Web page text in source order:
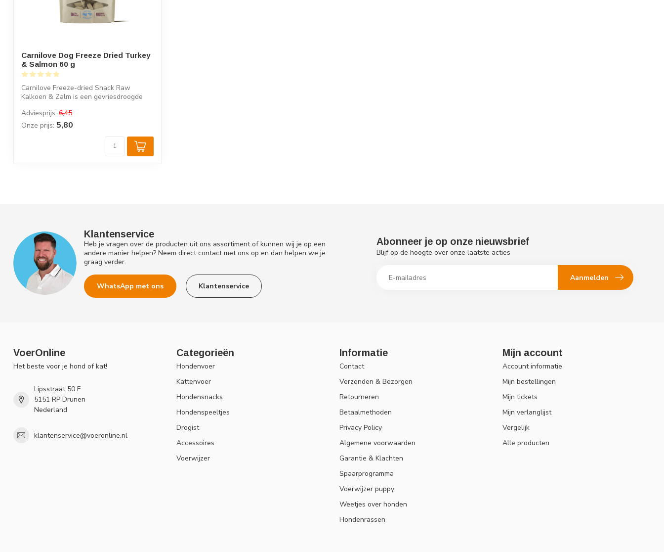
Carnilove Dog Freeze Dried Turkey
& Salmon 60 g
Carnilove Freeze-dried Snack Raw
Kalkoen & Zalm is een gevriesdroogde
Adviesprijs: 6,45
Onze prijs: 5,80
Klantenservice
Heb je vragen over de producten uit ons assortiment of kunnen wij je op een
andere manier helpen? Neem direct contact met ons op en dan helpen we je
graag verder.
WhatsApp met ons Klantenservice
Abonneer je op onze nieuwsbrief
Blijf op de hoogte over onze laatste acties
Aanmelden
VoerOnline
Het beste voor je hond of kat!
Lipsstraat 50 F
5151 RP Drunen
Nederland
klantenservice@voeronline.nl
Categorieën
Hondenvoer
Kattenvoer
Hondensnacks
Hondenspeeltjes
Drogist
Accessoires
Voerwijzer
Informatie
Contact
Verzenden & Bezorgen
Retourneren
Betaalmethoden
Privacy Policy
Algemene voorwaarden
Garantie & Klachten
Spaarprogramma
Voerwijzer puppy
Weetjes over honden
Hondenrassen
Mijn account
Account informatie
Mijn bestellingen
Mijn tickets
Mijn verlanglijst
Vergelijk
Alle producten